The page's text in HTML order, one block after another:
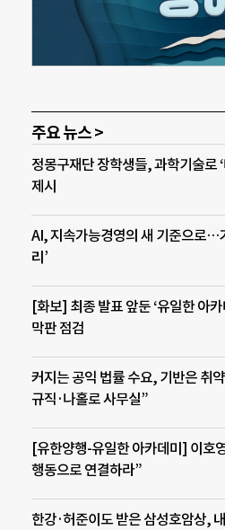
주요 뉴스 >
정몽구재단 장학생들, 과학기술로
제시
AI, 지속가능경영의 새 기준으로…
리’
[화보] 최종 발표 앞둔 ‘유일한 아
막판 점검
커지는 공익 법률 수요, 기반은 취
규직·나홀로 사무실”
[유한양행-유일한 아카데미] 이호
행동으로 연결하라”
한강·허준이도 받은 삼성호암상,